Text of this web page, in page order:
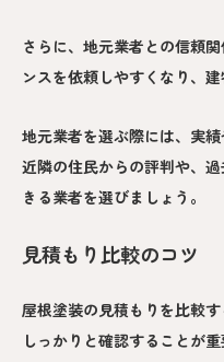
さらに、地元業者との信頼
ンスを依頼しやすくなり、
地元業者を選ぶ際には、実
近隣の住民からの評判や、
きる業者を選びましょう。
見積もり比較のコツ
屋根塗装の見積もりを比較
しっかりと確認することが